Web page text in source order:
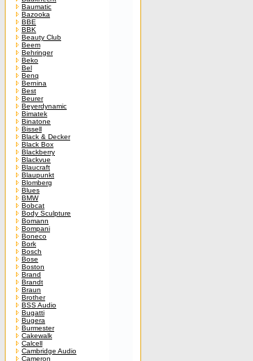
Baumatic
Bazooka
BBE
BBK
Beauty Club
Beem
Behringer
Beko
Bel
Benq
Bernina
Best
Beurer
Beyerdynamic
Bimatek
Binatone
Bissell
Black & Decker
Black Box
Blackberry
Blackvue
Blaucraft
Blaupunkt
Blomberg
Blues
BMW
Bobcat
Body Sculpture
Bomann
Bompani
Boneco
Bork
Bosch
Bose
Boston
Brand
Brandt
Braun
Brother
BSS Audio
Bugatti
Bugera
Burmester
Cakewalk
Calcell
Cambridge Audio
Cameron